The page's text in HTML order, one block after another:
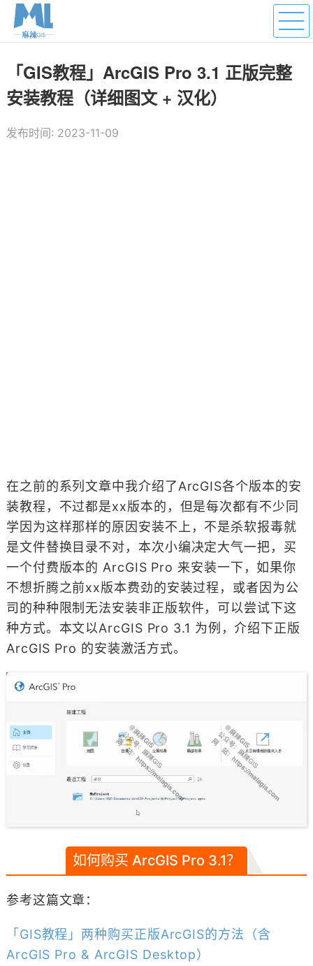
「GIS教程」ArcGIS Pro 3.1 正版完整
安装教程（详细图文 + 汉化）
发布时间: 2023-11-09
在之前的系列文章中我介绍了ArcGIS各个版本的安
装教程，不过都是xx版本的，但是每次都有不少同
学因为这样那样的原因安装不上，不是杀软报毒就
是文件替换目录不对，本次小编决定大气一把，买
一个付费版本的 ArcGIS Pro 来安装一下，如果你
不想折腾之前xx版本费劲的安装过程，或者因为公
司的种种限制无法安装非正版软件，可以尝试下这
种方式。本文以ArcGIS Pro 3.1 为例，介绍下正版
ArcGIS Pro 的安装激活方式。
如何购买 ArcGIS Pro 3.1？
参考这篇文章：
「GIS教程」两种购买正版ArcGIS的方法（含
ArcGIS Pro & ArcGIS Desktop）